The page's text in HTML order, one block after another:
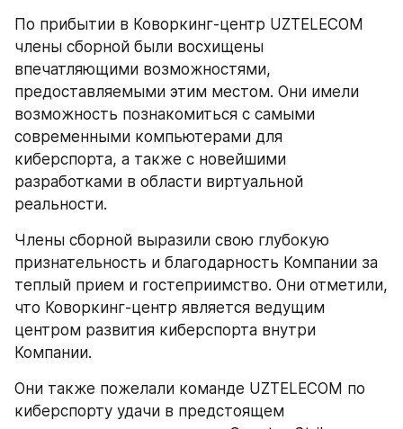
По прибытии в Коворкинг-центр UZTELECOM
члены сборной были восхищены
впечатляющими возможностями,
предоставляемыми этим местом. Они имели
возможность познакомиться с самыми
современными компьютерами для
киберспорта, а также с новейшими
разработками в области виртуальной
реальности.
Члены сборной выразили свою глубокую
признательность и благодарность Компании за
теплый прием и гостеприимство. Они отметили,
что Коворкинг-центр является ведущим
центром развития киберспорта внутри
Компании.
Они также пожелали команде UZTELECOM по
киберспорту удачи в предстоящем